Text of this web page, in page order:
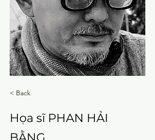
< Back
Họa sĩ PHAN HẢI